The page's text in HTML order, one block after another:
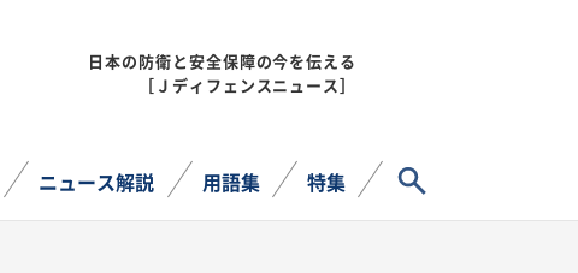
日本の防衛と安全保障の今を伝える
［Ｊディフェンスニュース］
ニュース解説 用語集 特集